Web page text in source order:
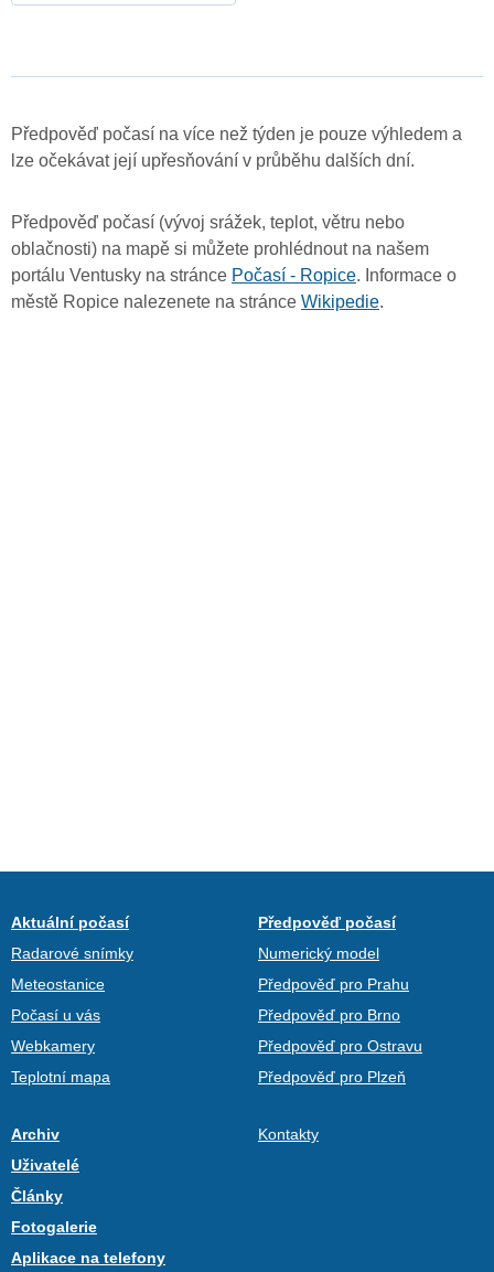
Předpověď počasí na více než týden je pouze výhledem a
lze očekávat její upřesňování v průběhu dalších dní.
Předpověď počasí (vývoj srážek, teplot, větru nebo
oblačnosti) na mapě si můžete prohlédnout na našem
portálu Ventusky na stránce Počasí - Ropice. Informace o
městě Ropice nalezenete na stránce Wikipedie.
Aktuální počasí
Radarové snímky
Meteostanice
Počasí u vás
Webkamery
Teplotní mapa
Předpověď počasí
Numerický model
Předpověď pro Prahu
Předpověď pro Brno
Předpověď pro Ostravu
Předpověď pro Plzeň
Archiv
Uživatelé
Články
Fotogalerie
Aplikace na telefony
Kontakty